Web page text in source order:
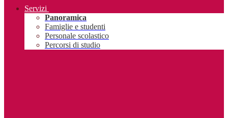
Servizi
Panoramica
Famiglie e studenti
Personale scolastico
Percorsi di studio